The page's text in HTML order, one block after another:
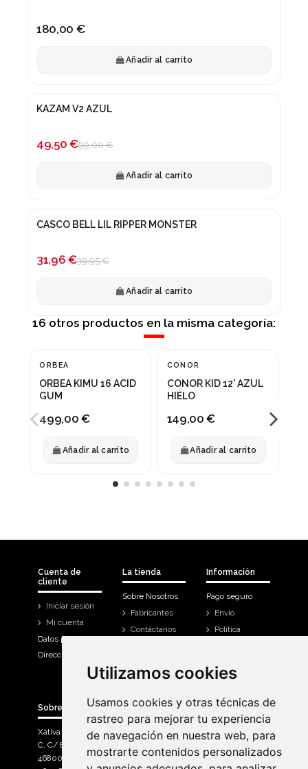
Utilizamos cookies
Usamos cookies y otras técnicas de
rastreo para mejorar tu experiencia
de navegación en nuestra web, para
mostrarte contenidos personalizados
Utilizamos cookies
Usamos cookies y otras técnicas de
rastreo para mejorar tu experiencia
de navegación en nuestra web, para
mostrarte contenidos personalizados
180,00 €
Añadir al carrito
¡En oferta!
KAZAM V2 AZUL
49,50 €99,00 €
Añadir al carrito
¡En oferta!
CASCO BELL LIL RIPPER MONSTER
31,96 €39,95 €
Añadir al carrito
16 otros productos en la misma categoría:
ORBEA
ORBEA KIMU 16 ACID
GUM
499,00 €
Añadir al carrito
CONOR
CONOR KID 12' AZUL
HIELO
149,00 €
Añadir al carrito
Cuenta de
cliente
Iniciar sesión
Mi cuenta
Datos personales
Direcciones
La tienda
Sobre Nosotros
Fabricantes
Contáctanos
Información
Pago seguro
Envío
Política
Historial de
Sobre Bicicletas Sanchis
Xàtiva Polígon Industrial
C, C/ Braçal del Roncador nave 10. >
46800, Xàtiva.